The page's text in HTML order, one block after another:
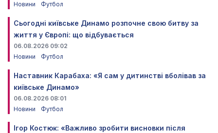
Новини
Футбол
Сьогодні київське Динамо розпочне свою битву за
життя у Європі: що відбувається
06.08.2026 09:02
Новини
Футбол
Наставник Карабаха: «Я сам у дитинстві вболівав за
київське Динамо»
06.08.2026 08:01
Новини
Футбол
Ігор Костюк: «Важливо зробити висновки після